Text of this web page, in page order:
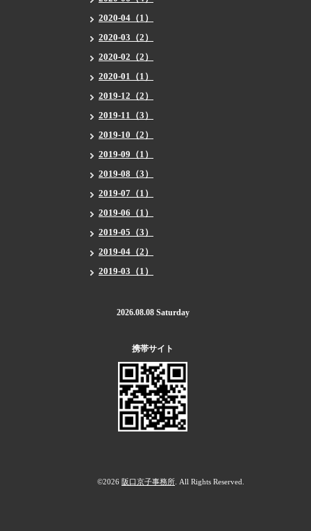
2020-04（1）
2020-03（2）
2020-02（2）
2020-01（1）
2019-12（2）
2019-11（3）
2019-10（2）
2019-09（1）
2019-08（3）
2019-07（1）
2019-06（1）
2019-05（3）
2019-04（2）
2019-03（1）
2026.08.08 Saturday
携帯サイト
©2026 阪口京子事務所 . All Rights Reserved.